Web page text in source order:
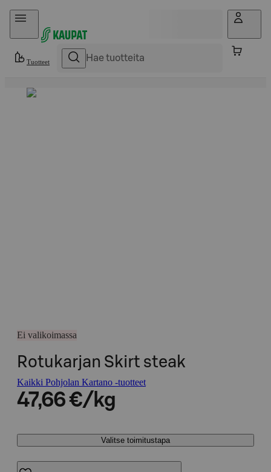
Hyppää sisältöön
Tuotteet
Ei valikoimassa
Rotukarjan Skirt steak
Kaikki Pohjolan Kartano -tuotteet
47,66 €/kg
Valitse toimitustapa